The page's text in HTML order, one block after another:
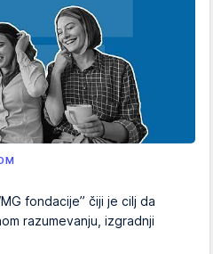
fondacije” čiji je cilj da
razumevanju, izgradnji